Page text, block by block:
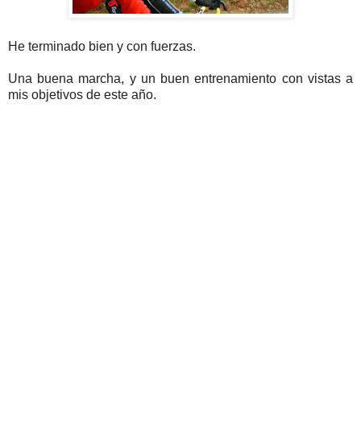
He terminado bien y con fuerzas.
Una buena marcha, y un buen entrenamiento con vistas a
mis objetivos de este año.